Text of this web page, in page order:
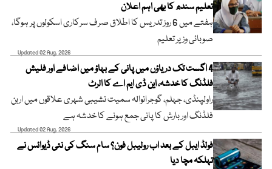
تعلیم سندھ کا بھی اہم اعلان
ہفتے میں 6 روز تدریس کا اطلاق صرف سرکاری اسکولوں پر ہوگا،
صوبائی وزیر تعلیم
Updated 02 Aug, 2026
4 اگست تک دریاؤں میں پانی کے بہاؤ میں اضافے اور فلیش
فلڈنگ کا خدشہ، این ڈی ایم اے کا الرٹ
راولپنڈی، جہلم، گوجرانوالہ سمیت نشیبی شہری علاقوں میں اربن
فلڈنگ اور بارش کا پانی جمع ہونے کا خدشہ ہے
Updated 02 Aug, 2026
فولڈ ایبل کے بعد اب رولیبل فون؟ سام سنگ کی نئی ڈیوائس نے
تہلکہ مچا دیا